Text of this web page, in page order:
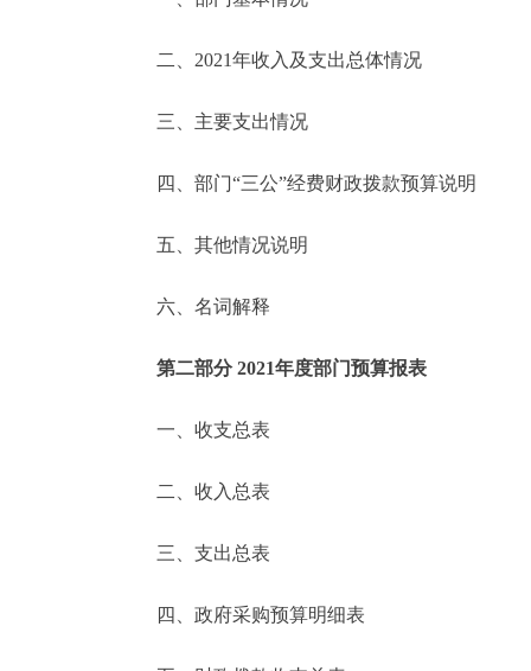
便民服务
中介服务
政民互动
12345网上接诉即办
参与调查
走进北京
北京概况
二、2021年收入及支出总体情况
三、主要支出情况
四、部门“三公”经费财政拨款预算说明
五、其他情况说明
六、名词解释
第二部分 2021年度部门预算报表
一、收支总表
二、收入总表
三、支出总表
四、政府采购预算明细表